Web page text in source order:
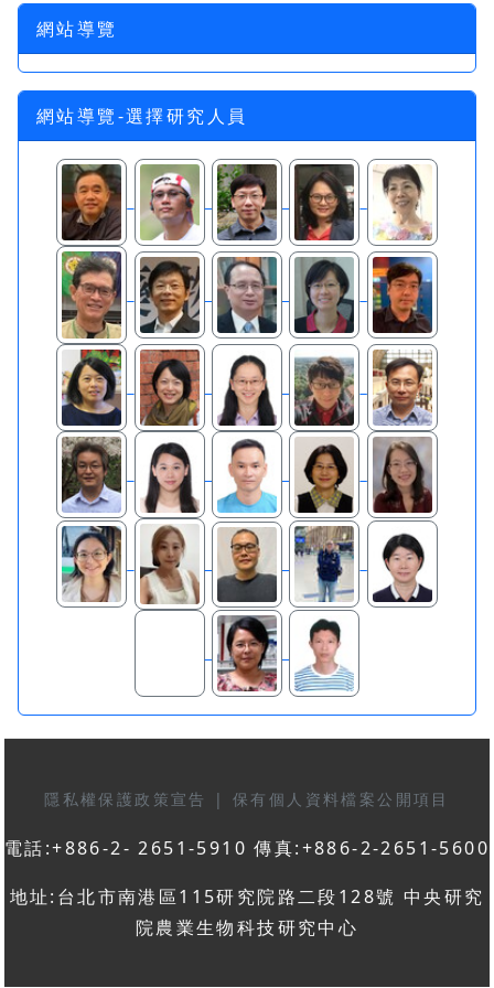
網站導覽
網站導覽-選擇研究人員
隱私權保護政策宣告 | 保有個人資料檔案公開項目
電話:+886-2- 2651-5910 傳真:+886-2-2651-5600
地址:台北市南港區115研究院路二段128號 中央研究
院農業生物科技研究中心